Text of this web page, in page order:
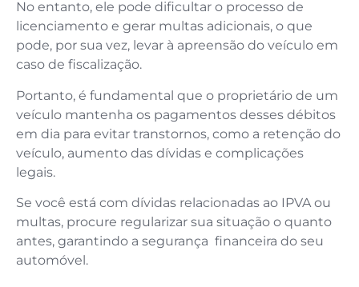
No entanto, ele pode dificultar o processo de
licenciamento e gerar multas adicionais, o que
pode, por sua vez, levar à apreensão do veículo em
caso de fiscalização.
Portanto, é fundamental que o proprietário de um
veículo mantenha os pagamentos desses débitos
em dia para evitar transtornos, como a retenção do
veículo, aumento das dívidas e complicações
legais.
Se você está com dívidas relacionadas ao IPVA ou
multas, procure regularizar sua situação o quanto
antes, garantindo a segurança financeira do seu
automóvel.